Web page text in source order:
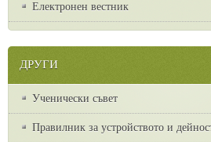
Електронен вестник
ДРУГИ
Ученически съвет
Правилник за устройството и